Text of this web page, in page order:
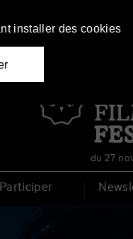
du 27
Participer
installer des cookies